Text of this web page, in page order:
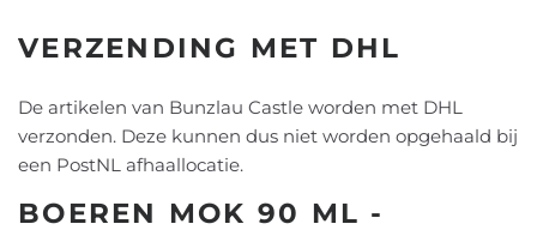
VERZENDING MET DHL
De artikelen van Bunzlau Castle worden met DHL
verzonden. Deze kunnen dus niet worden opgehaald bij
een PostNL afhaallocatie.
BOEREN MOK 90 ML -